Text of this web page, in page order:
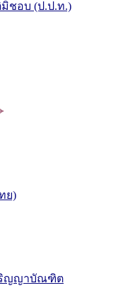
ชอบ (ป.ป.ท.)
ย)
ริญญาบัณฑิต